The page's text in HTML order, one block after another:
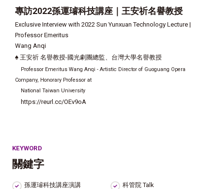
專訪2022孫運璿科技講座｜王安祈名譽教授
Exclusive Interview with 2022 Sun Yunxuan Technology Lecture |
Professor Emeritus
Wang Anqi
♠ 王安祈 名譽教授-國光劇團總監、台灣大學名譽教授
Professor Emeritus Wang Anqi - Artistic Director of Guoguang Opera
Company, Honorary Professor at
National Taiwan University
https://reurl.cc/OEv9oA
KEYWORD
關鍵字
孫運璿科技講座演講 科管院 Talk